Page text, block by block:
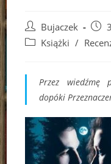
Post
author:
Bujaczek
Post
PostKsiążki /
Przez wiedźmę
dopóki